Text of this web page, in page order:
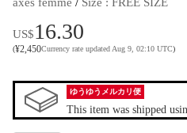
US$16.30
(¥2,450Currency rate updated Aug 9, 02:10 UTC)
ゆうゆうメルカリ便
This item was shipped